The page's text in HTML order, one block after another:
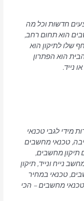
חדשות וכל מה
הוא תחום רחב,
לתיקון הוא
הוא הפתרון
לגבי טכנאי
טכנאי מחשבים
מחשבים,
נייח ונייד, תיקון
טכנאי במחיר
מחשבים – הכי